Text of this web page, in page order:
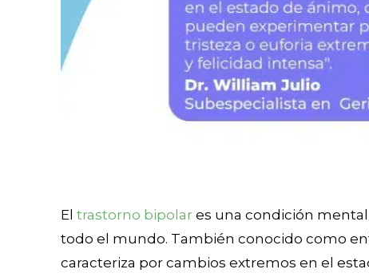
El trastorno bipolar es una condición
todo el mundo. También conocido como
caracteriza por cambios extremos en el